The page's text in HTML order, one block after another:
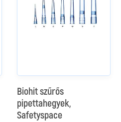
Biohit szűrős
pipettahegyek,
Safetyspace